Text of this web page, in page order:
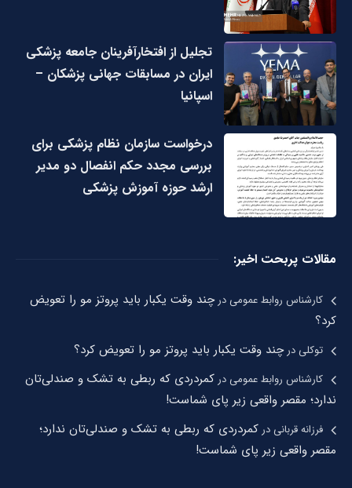
تجلیل از افتخارآفرینان جامعه پزشکی
ایران در مسابقات جهانی پزشکان –
اسپانیا
درخواست سازمان نظام پزشکی برای
بررسی مجدد حکم انفصال دو مدیر
ارشد حوزه آموزش پزشکی
مقالات پربحت اخیر:
کارشناس روابط عمومیدرچند وقت یکبار باید پروتز مو را تعویض
کرد؟
توکلیدرچند وقت یکبار باید پروتز مو را تعویض کرد؟
کارشناس روابط عمومیدر کمردردی که ربطی به تشک و صندلی‌تان
ندارد؛ مقصر واقعی زیر پای شماست!
فرزانه قربانیدر کمردردی که ربطی به تشک و صندلی‌تان ندارد؛
مقصر واقعی زیر پای شماست!